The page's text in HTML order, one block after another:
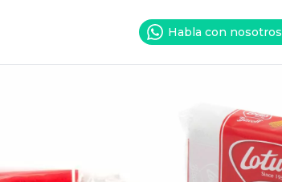
Habla con nosotros